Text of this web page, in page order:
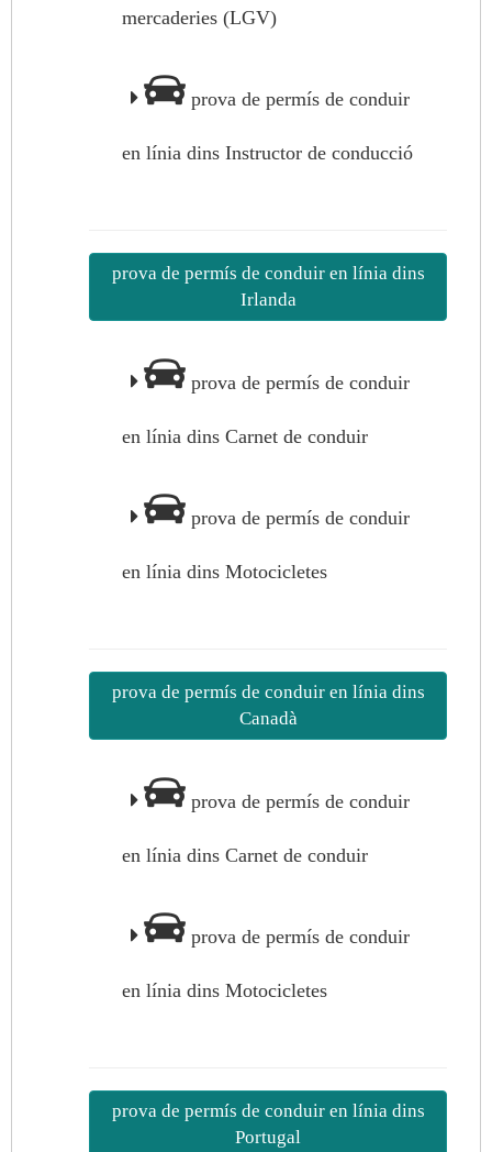
mercaderies (LGV)
prova de permís de conduir
en línia dins Instructor de conducció
prova de permís de conduir en línia dins
Irlanda
prova de permís de conduir
en línia dins Carnet de conduir
prova de permís de conduir
en línia dins Motocicletes
prova de permís de conduir en línia dins
Canadà
prova de permís de conduir
en línia dins Carnet de conduir
prova de permís de conduir
en línia dins Motocicletes
prova de permís de conduir en línia dins
Portugal